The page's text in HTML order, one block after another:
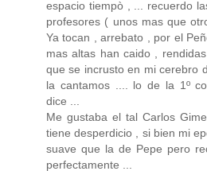
espacio tiempò , ... recuerdo
profesores ( unos mas que
Ya tocan , arrebato , por el
mas altas han caido ,
que se incrusto en mi cerebro
la cantamos .... lo de la 1º
dice ...
Me gustaba el tal Carlos
tiene desperdicio , si bien mi
suave que la de Pepe pero
perfectamente ...